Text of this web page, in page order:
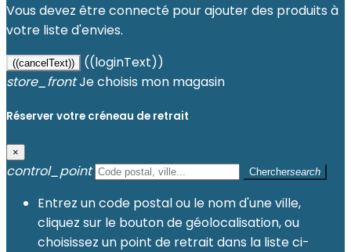
Vous devez être connecté pour ajouter des produits à
votre liste d'envies.
((cancelText))
((loginText))
store_frontJe choisis mon magasin
Réserver votre créneau de retrait
×
control_point Cherchersearch
Entrez un code postal ou le nom d'une ville,
cliquez sur le bouton de géolocalisation, ou
choisissez un point de retrait dans la liste ci-